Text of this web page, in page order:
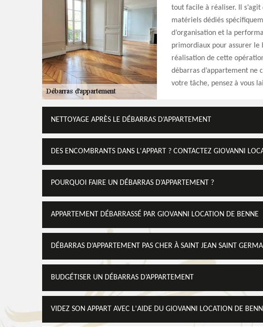
tout facile à réaliser. Il
matériels dédiés
d’organisation et la
primordiaux pour assurer le
réalisation de cette
débarras d’appartement ne
votre tâche, pensez à vous
NETTOYAGE APRÈS LE DÉBARRAS D’APPARTEMENT
DES ENCOMBRANTS DANS L'APPART ? CONTACTEZ GIOVANNI
POURQUOI FAIRE UN DÉBARRAS D’APPARTEMENT ?
APPARTEMENT DÉBARRASSÉ PAR GIOVANNI LOCATION DE BENNE
DÉBARRAS D’APPARTEMENT PAS CHER À SAINT JEAN SAINT
BUDGÉTISER UN DÉBARRAS D’APPARTEMENT
VIDEZ SON APPART AVEC L'AIDE DU GIOVANNI LOCATION DE